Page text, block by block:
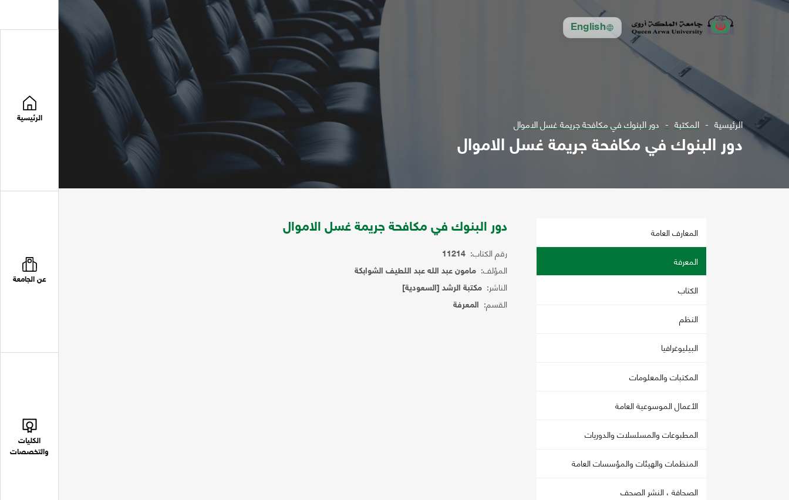
English
الرئيسية
عن الجامعة
الكليات
والتخصصات
الرئيسية المكتبة دور البنوك في مكافحة جريمة غسل الاموال
دور البنوك في مكافحة جريمة غسل الاموال
المعارف العامة
المعرفة
الكتاب
النظم
البيليوغرافيا
المكتبات والمعلومات
الأعمال الموسوعية العامة
المطبوعات والمسلسلات والدوريات
المنظمات والهيئات والمؤسسات العامة
الصحافة ، النشر الصحف
دور البنوك في مكافحة جريمة غسل الاموال
رقم الكتاب: 11214
المؤلف: مامون عبد الله عبد اللطيف الشوابكة
الناشر: مكتبة الرشد [السعودية]
القسم: المعرفة